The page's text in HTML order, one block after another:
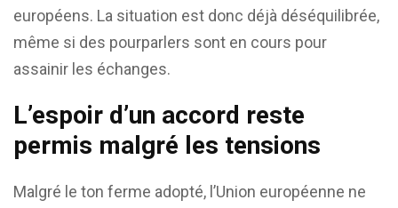
européens. La situation est donc déjà déséquilibrée,
même si des pourparlers sont en cours pour
assainir les échanges.
L’espoir d’un accord reste
permis malgré les tensions
Malgré le ton ferme adopté, l’Union européenne ne